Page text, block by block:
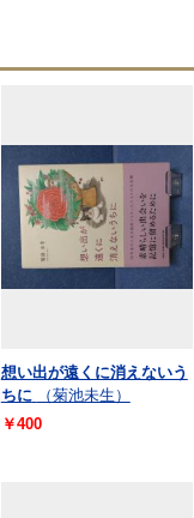
想い出が遠くに消えないう
ちに
（菊池未生）
￥400